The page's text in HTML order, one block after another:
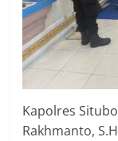
Kapolres
Rakhmanto,